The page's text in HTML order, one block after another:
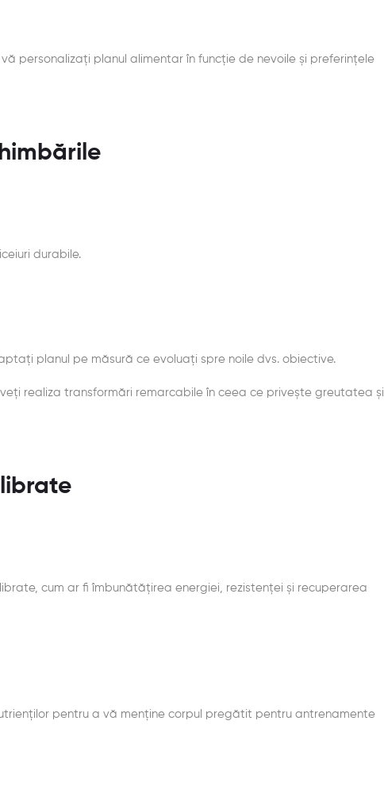
personalizați planul alimentar în funcție de nevoile și preferințele
durabile.
planul pe măsură ce evoluați spre noile dvs. obiective.
realiza transformări remarcabile în ceea ce privește greutatea și
cum ar fi îmbunătățirea energiei, rezistenței și recuperarea
pentru a vă menține corpul pregătit pentru antrenamente